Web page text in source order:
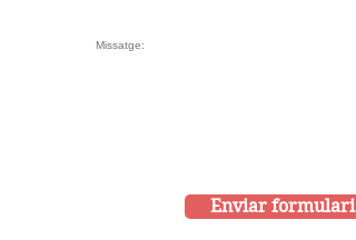
Enviar formulari